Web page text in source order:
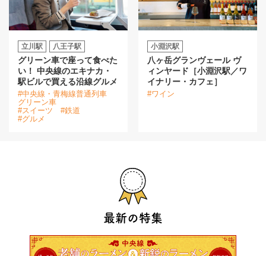
最新の特集
立川駅 八王子駅
グリーン車で座って食べた
い！ 中央線のエキナカ・
駅ビルで買える沿線グルメ
#中央線・青梅線普通列車
グリーン車
#スイーツ
#鉄道
#グルメ
小淵沢駅
八ヶ岳グランヴェール ヴ
ィンヤード［小淵沢駅／ワ
イナリー・カフェ］
#ワイン